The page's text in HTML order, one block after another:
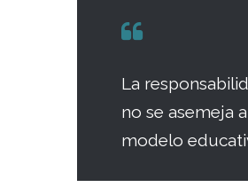
La
no se asemeja
modelo